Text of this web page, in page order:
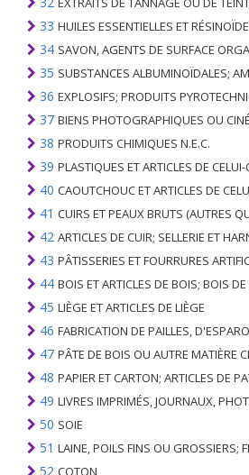
33 HUILES ESSENTIELLES ET RÉSINOÏDES; PARFUMERIE,
34 SAVON, AGENTS DE SURFACE ORGANIQUES; LAVAGE, LUBRIFICATION, POLISSAGE OU PRÉPARATION À L'ÉPURATION; CIRES ARTIFICIELLES OU PRÉPARÉES, BOUGIES ET
35 SUBSTANCES ALBUMINOÏDALES; AMIDONS
36 EXPLOSIFS; PRODUITS PYROTECHNIQUES; ALLUMETTES; ALLIAGES
37 BIENS PHOTOGRAPHIQUES OU
38 PRODUITS CHIMIQUES N.E.C.
39 PLASTIQUES ET ARTICLES DE CELUI-
40 CAOUTCHOUC ET ARTICLES DE
41 CUIRS ET PEAUX BRUTS (AUTRES
42 ARTICLES DE CUIR; SELLERIE ET ​​HARNAIS; ARTICLES DE VOYAGE, SACS À MAIN ET RÉCIPIENTS
43 PÂTISSERIES ET FOURRURES ARTIFICIELLES;
44 BOIS ET ARTICLES DE BOIS; BOIS
45 LIÈGE ET ARTICLES DE LIÈGE
46 FABRICATION DE PAILLES, D'ESPARO OU D'AUTRES MATÉRIAUX
47 PÂTE DE BOIS OU AUTRE MATIÈRE CELLULOSIQUE FIBREUSE; PAPIER
48 PAPIER ET CARTON; ARTICLES DE PATE A
49 LIVRES IMPRIMÉS, JOURNAUX, PHOTOS ET AUTRES PRODUITS DE L'INDUSTRIE DE
50 SOIE
51 LAINE, POILS FINS OU GROSSIERS; FIL
52 COTON